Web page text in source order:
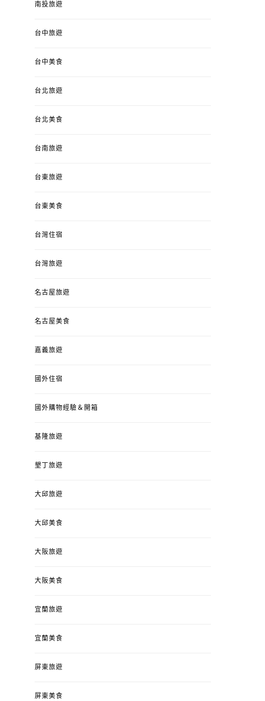
4y3m ：視力檢查、練習犯
錯、認識華德福
南投旅遊
台中旅遊
台中美食
台北旅遊
台北美食
台南旅遊
台東旅遊
台東美食
台灣住宿
台灣旅遊
名古屋旅遊
名古屋美食
嘉義旅遊
國外住宿
國外購物經驗＆開箱
基隆旅遊
墾丁旅遊
大邱旅遊
大邱美食
大阪旅遊
大阪美食
宜蘭旅遊
宜蘭美食
屏東旅遊
屏東美食